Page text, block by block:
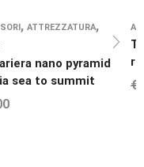
, ATTREZZATURA,
nano pyramid
sea to summit
€